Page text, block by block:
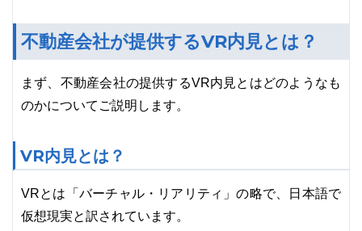
不動産会社が提供するVR内見とは？
まず、不動産会社の提供するVR内見とはどのようなも
のかについてご説明します。
VR内見とは？
VRとは「バーチャル・リアリティ」の略で、日本語で
仮想現実と訳されています。